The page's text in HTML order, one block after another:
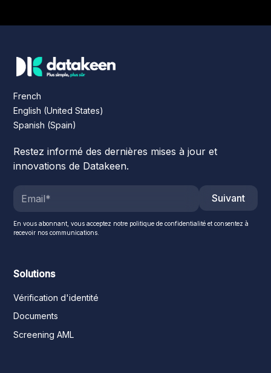
French
English (United States)
Spanish (Spain)
Restez informé des dernières mises à jour et
innovations de Datakeen.
Suivant
En vous abonnant, vous acceptez notre politique de confidentialité et consentez à
recevoir nos communications.
Solutions
Vérification d'identité
Documents
Screening AML